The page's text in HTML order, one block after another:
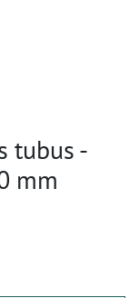
tubus -
mm